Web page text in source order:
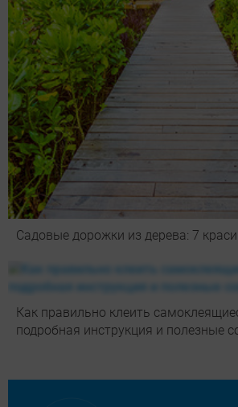
Садовые дорожки из дерева: 7
Как правильно клеить
подробная инструкция и полезные